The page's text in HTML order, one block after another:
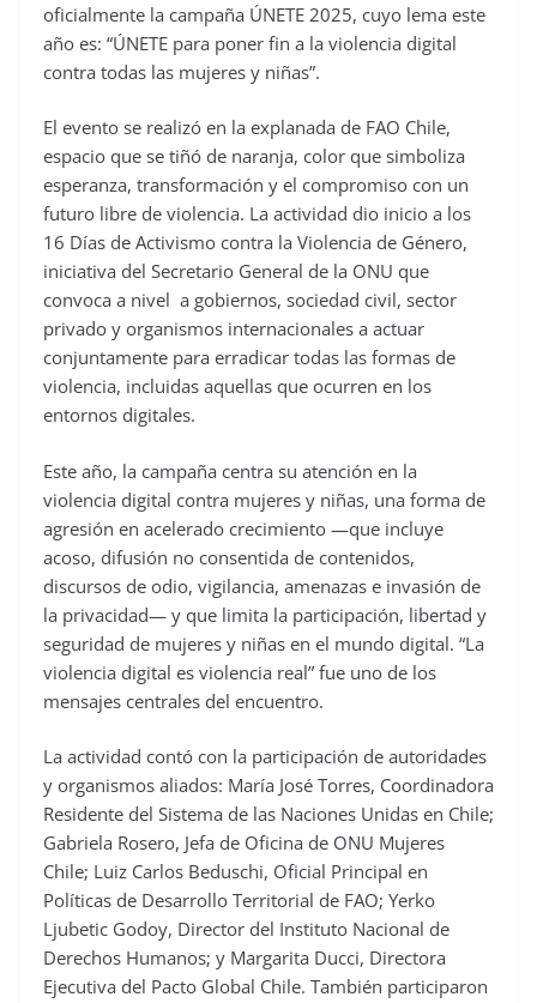
oficialmente la campaña ÚNETE 2025, cuyo lema este
año es: “ÚNETE para poner fin a la violencia digital
contra todas las mujeres y niñas”.
El evento se realizó en la explanada de FAO Chile,
espacio que se tiñó de naranja, color que simboliza
esperanza, transformación y el compromiso con un
futuro libre de violencia. La actividad dio inicio a los
16 Días de Activismo contra la Violencia de Género,
iniciativa del Secretario General de la ONU que
convoca a nivel a gobiernos, sociedad civil, sector
privado y organismos internacionales a actuar
conjuntamente para erradicar todas las formas de
violencia, incluidas aquellas que ocurren en los
entornos digitales.
Este año, la campaña centra su atención en la
violencia digital contra mujeres y niñas, una forma de
agresión en acelerado crecimiento —que incluye
acoso, difusión no consentida de contenidos,
discursos de odio, vigilancia, amenazas e invasión de
la privacidad— y que limita la participación, libertad y
seguridad de mujeres y niñas en el mundo digital. “La
violencia digital es violencia real” fue uno de los
mensajes centrales del encuentro.
La actividad contó con la participación de autoridades
y organismos aliados: María José Torres, Coordinadora
Residente del Sistema de las Naciones Unidas en Chile;
Gabriela Rosero, Jefa de Oficina de ONU Mujeres
Chile; Luiz Carlos Beduschi, Oficial Principal en
Políticas de Desarrollo Territorial de FAO; Yerko
Ljubetic Godoy, Director del Instituto Nacional de
Derechos Humanos; y Margarita Ducci, Directora
Ejecutiva del Pacto Global Chile. También participaron